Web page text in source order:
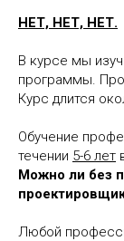
НЕТ, НЕТ, НЕТ.
В курсе мы
программы.
Курс длится
Обучение
течении 5-6 лет
Можно ли без
Любой